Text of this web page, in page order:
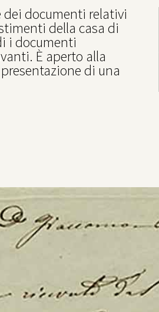
dei documenti relativi
della casa di
i documenti
È aperto alla
di una